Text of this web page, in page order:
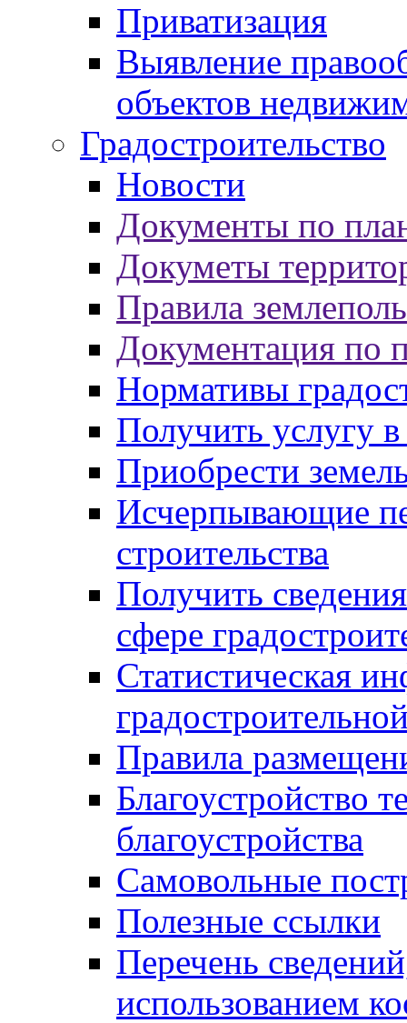
Приватизация
Выявление
объектов
Градостроительство
Новости
Документы по
Докуметы
Правила
Документация по
Нормативы
Получить услугу в
Приобрести
Исчерпывающие
строительства
Получить
сфере
Статистическая
Правила
Благоустройство
благоустройства
Самовольные
Полезные ссылки
Перечень
использованием